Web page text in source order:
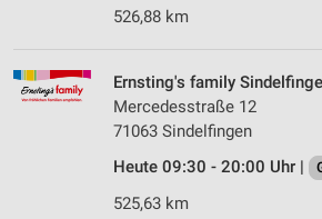
526,88 km
Ernsting's family
Mercedesstraße 12
71063 Sindelfingen
Heute 09:30 - 20:00 Uhr |
525,63 km